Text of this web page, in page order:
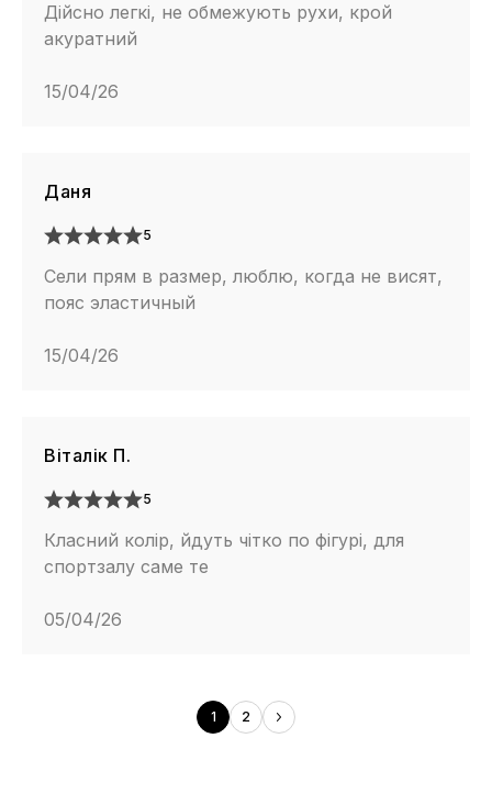
Дійсно легкі, не обмежують рухи, крой
акуратний
15/04/26
Даня
5
Сели прям в размер, люблю, когда не висят,
пояс эластичный
15/04/26
Віталік П.
5
Класний колір, йдуть чітко по фігурі, для
спортзалу саме те
05/04/26
1 2